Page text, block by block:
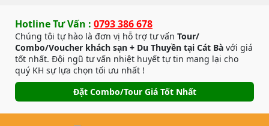
Hotline Tư Vấn : 0793 386 678
Chúng tôi tự hào là đơn vị hỗ trợ tư vấn Tour/
Combo/Voucher khách sạn + Du Thuyền tại Cát Bà với giá
tốt nhất. Đội ngũ tư vấn nhiệt huyết tự tin mang lại cho
quý KH sự lựa chọn tối ưu nhất !
Đặt Combo/Tour Giá Tốt Nhất